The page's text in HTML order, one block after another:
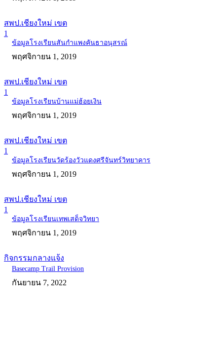
สพป.เชียงใหม่ เขต
1
ข้อมูลโรงเรียนสันกำแพงคันธาอนุสรณ์
พฤศจิกายน 1, 2019
สพป.เชียงใหม่ เขต
1
ข้อมูลโรงเรียนบ้านแม่ฮ้อยเงิน
พฤศจิกายน 1, 2019
สพป.เชียงใหม่ เขต
1
ข้อมูลโรงเรียนวัดร้องวัวแดงศรีจันทร์วิทยาคาร
พฤศจิกายน 1, 2019
สพป.เชียงใหม่ เขต
1
ข้อมูลโรงเรียนเทพเสด็จวิทยา
พฤศจิกายน 1, 2019
กิจกรรมกลางแจ้ง
Basecamp Trail Provision
กันยายน 7, 2022